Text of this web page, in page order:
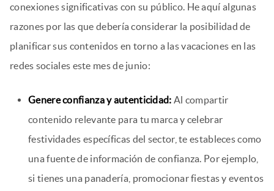
conexiones significativas con su público. He aquí algunas
razones por las que debería considerar la posibilidad de
planificar sus contenidos en torno a las vacaciones en las
redes sociales este mes de junio:
Genere confianza y autenticidad: Al compartir
contenido relevante para tu marca y celebrar
festividades específicas del sector, te estableces como
una fuente de información de confianza. Por ejemplo,
si tienes una panadería, promocionar fiestas y eventos